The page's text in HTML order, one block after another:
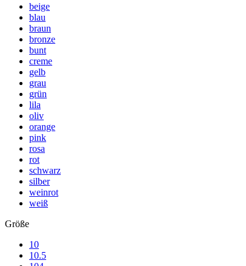
beige
blau
braun
bronze
bunt
creme
gelb
grau
grün
lila
oliv
orange
pink
rosa
rot
schwarz
silber
weinrot
weiß
Größe
10
10.5